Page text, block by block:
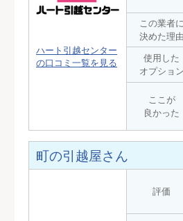
ハート引越センター
の口コミ一覧を見る
この業者
決めた理
使用した
オプショ
ここが
良かった
町の引越屋さん
評価